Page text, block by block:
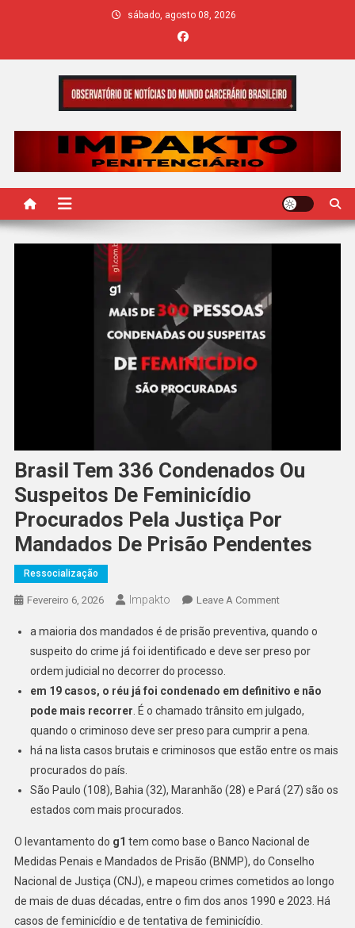
sábado, agosto 08, 2026
IMPAKTO
Brasil Tem 336 Condenados Ou
Suspeitos De Feminicídio
Procurados Pela Justiça Por
Mandados De Prisão Pendentes
Ressocialização
Fevereiro 6, 2026 Impakto Leave A CommentOn
Tem
336
Ou
Suspeitos
De
Feminicídio
Justiça
Mandados
Pendentes
a maioria dos mandados é de prisão preventiva, quando o
suspeito do crime já foi identificado e deve ser preso por
ordem judicial no decorrer do processo.
em 19 casos, o réu já foi condenado em definitivo e não
pode mais recorrer . É o chamado trânsito em julgado,
quando o criminoso deve ser preso para cumprir a pena.
há na lista casos brutais e criminosos que estão entre os mais
procurados do país.
São Paulo (108), Bahia (32), Maranhão (28) e Pará (27) são os
estados com mais procurados.
O levantamento do g1 tem como base o Banco Nacional de
Medidas Penais e Mandados de Prisão (BNMP), do Conselho
Nacional de Justiça (CNJ), e mapeou crimes cometidos ao longo
de mais de duas décadas, entre o fim dos anos 1990 e 2023. Há
casos de feminicídio e de tentativa de feminicídio.